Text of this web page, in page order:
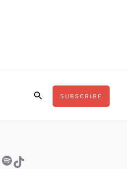
RechercherSUBSCRIBE
Spotify TikTok